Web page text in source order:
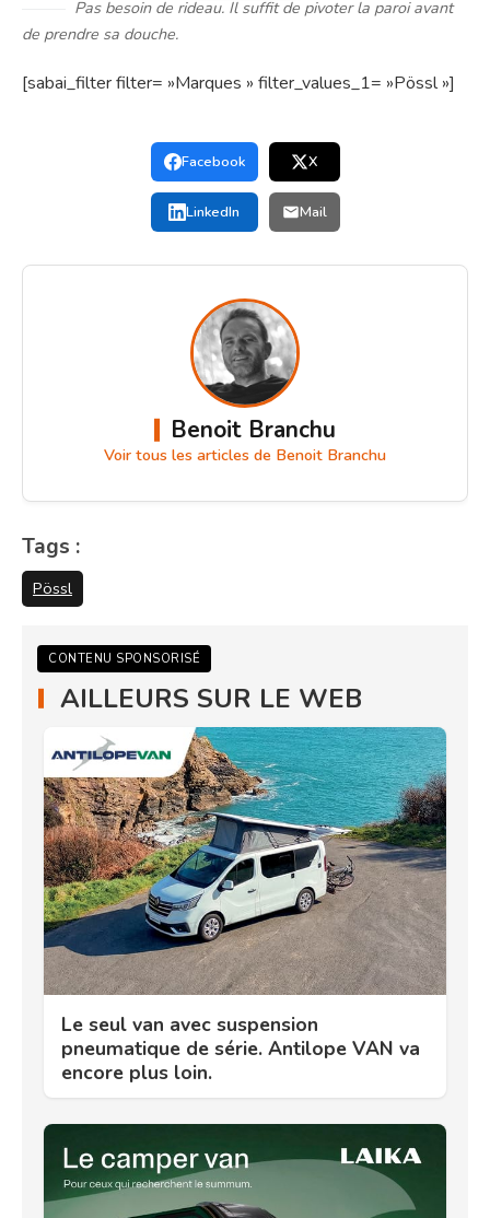
Pas besoin de rideau. Il suffit de pivoter la paroi avant
de prendre sa douche.
[sabai_filter filter= »Marques » filter_values_1= »Pössl »]
Facebook X
LinkedIn Mail
Benoit Branchu
Voir tous les articles de Benoit Branchu
Tags :
Pössl
CONTENU SPONSORISÉ
AILLEURS SUR LE WEB
Le seul van avec suspension
pneumatique de série. Antilope VAN va
encore plus loin.